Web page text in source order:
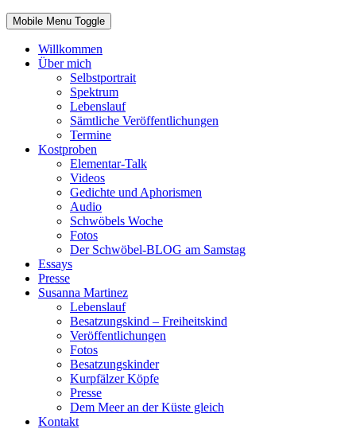
Mobile Menu Toggle
Willkommen
Über mich
Selbstportrait
Spektrum
Lebenslauf
Sämtliche Veröffentlichungen
Termine
Kostproben
Elementar-Talk
Videos
Gedichte und Aphorismen
Audio
Schwöbels Woche
Fotos
Der Schwöbel-BLOG am Samstag
Essays
Presse
Susanna Martinez
Lebenslauf
Besatzungskind – Freiheitskind
Veröffentlichungen
Fotos
Besatzungskinder
Kurpfälzer Köpfe
Presse
Dem Meer an der Küste gleich
Kontakt